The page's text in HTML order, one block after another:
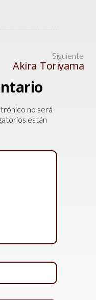
Siguiente
Akira Toriyama
no será
están